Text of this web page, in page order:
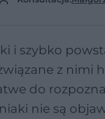
i szybko
z nimi
do
nie są